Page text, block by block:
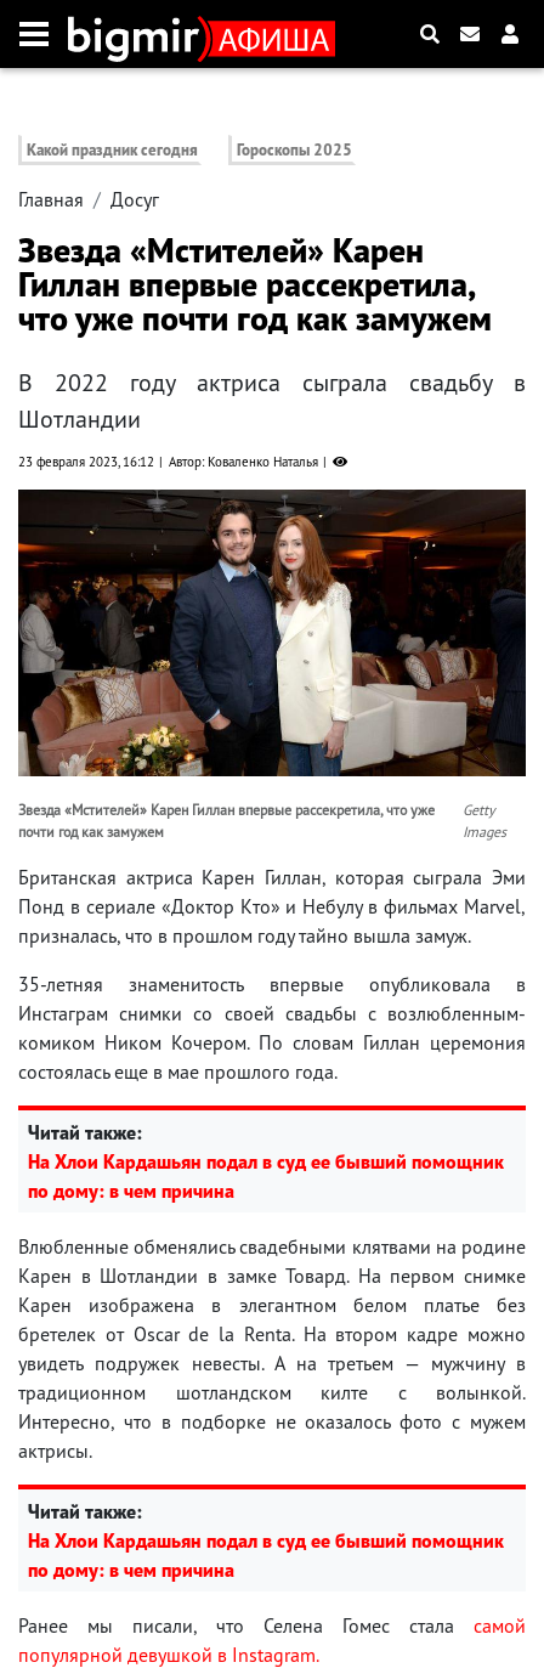
Какой праздник сегодня Гороскопы 2025
Главная Досуг
Звезда «Мстителей» Карен
Гиллан впервые рассекретила,
что уже почти год как замужем
В 2022 году актриса сыграла свадьбу в
Шотландии
23 февраля 2023, 16:12 Автор: Коваленко Наталья
Звезда «Мстителей» Карен Гиллан впервые рассекретила, что уже
почти год как замужем
Getty
Images
Британская актриса Карен Гиллан, которая сыграла Эми
Понд в сериале «Доктор Кто» и Небулу в фильмах Marvel,
призналась, что в прошлом году тайно вышла замуж.
35-летняя знаменитость впервые опубликовала в
Инстаграм снимки со своей свадьбы с возлюбленным-
комиком Ником Кочером. По словам Гиллан церемония
состоялась еще в мае прошлого года.
Читай также:
На Хлои Кардашьян подал в суд ее бывший помощник
по дому: в чем причина
Влюбленные обменялись свадебными клятвами на родине
Карен в Шотландии в замке Товард. На первом снимке
Карен изображена в элегантном белом платье без
бретелек от Oscar de la Renta. На втором кадре можно
увидеть подружек невесты. А на третьем — мужчину в
традиционном шотландском килте с волынкой.
Интересно, что в подборке не оказалось фото с мужем
актрисы.
Читай также:
На Хлои Кардашьян подал в суд ее бывший помощник
по дому: в чем причина
Ранее мы писали, что Селена Гомес стала самой
популярной девушкой в Instagram.